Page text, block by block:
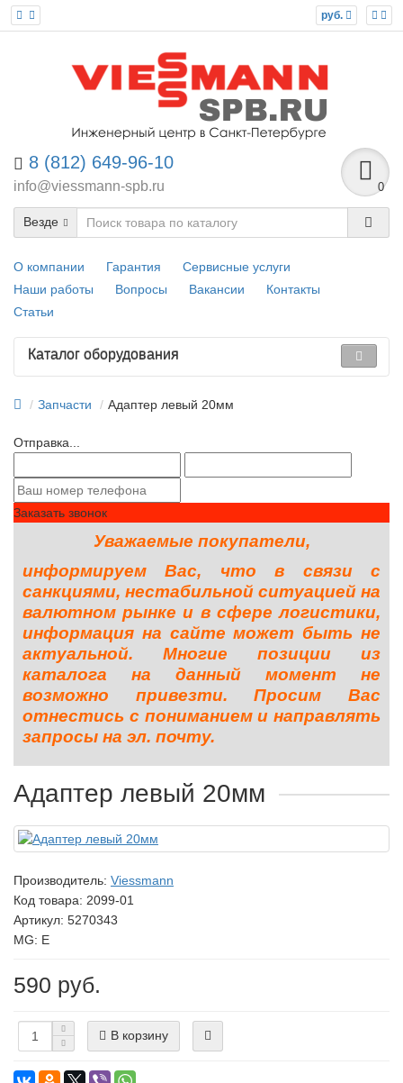
руб.
8 (812) 649-96-10
info@viessmann-spb.ru 0
Везде
О компании Гарантия
Сервисные услуги
Наши работы
Вопросы Вакансии
Контакты
Статьи
Каталог оборудования
Запчасти Адаптер левый 20мм
Отправка...
Заказать звонок
Уважаемые покупатели,
информируем Вас, что в связи с
санкциями, нестабильной ситуацией на
валютном рынке и в сфере логистики,
информация на сайте может быть не
актуальной. Многие позиции из
каталога на данный момент не
возможно привезти. Просим Вас
отнестись с пониманием и направлять
запросы на эл. почту.
Адаптер левый 20мм
Производитель: Viessmann
Код товара: 2099-01
Артикул: 5270343
MG: E
590 руб.
В корзину